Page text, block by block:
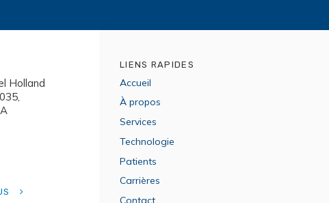
Holland
LIENS RAPIDES
Accueil
À propos
Services
Technologie
Patients
Carrières
Contact